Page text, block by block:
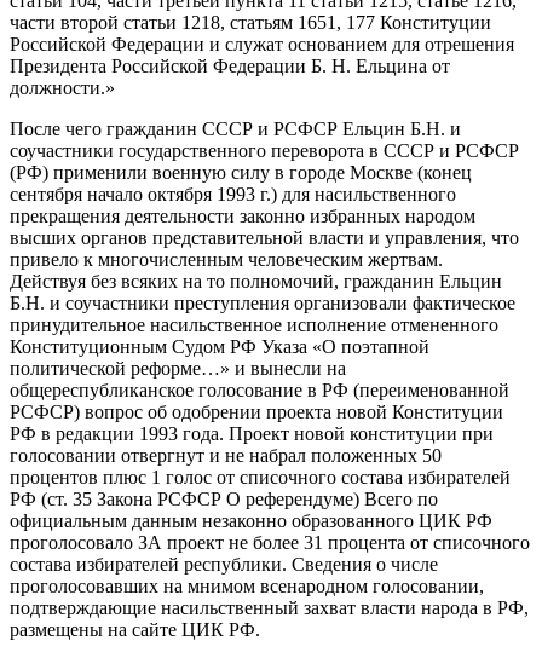
части второй статьи 1218, статьям 1651, 177 Конституции
Российской Федерации и служат основанием для отрешения
Президента Российской Федерации Б. Н. Ельцина от
должности.»
После чего гражданин СССР и РСФСР Ельцин Б.Н. и
соучастники государственного переворота в СССР и РСФСР
(РФ) применили военную силу в городе Москве (конец
сентября начало октября 1993 г.) для насильственного
прекращения деятельности законно избранных народом
высших органов представительной власти и управления, что
привело к многочисленным человеческим жертвам.
Действуя без всяких на то полномочий, гражданин Ельцин
Б.Н. и соучастники преступления организовали фактическое
принудительное насильственное исполнение отмененного
Конституционным Судом РФ Указа «О поэтапной
политической реформе…» и вынесли на
общереспубликанское голосование в РФ (переименованной
РСФСР) вопрос об одобрении проекта новой Конституции
РФ в редакции 1993 года. Проект новой конституции при
голосовании отвергнут и не набрал положенных 50
процентов плюс 1 голос от списочного состава избирателей
РФ (ст. 35 Закона РСФСР О референдуме) Всего по
официальным данным незаконно образованного ЦИК РФ
проголосовало ЗА проект не более 31 процента от списочного
состава избирателей республики. Сведения о числе
проголосовавших на мнимом всенародном голосовании,
подтверждающие насильственный захват власти народа в РФ,
размещены на сайте ЦИК РФ.